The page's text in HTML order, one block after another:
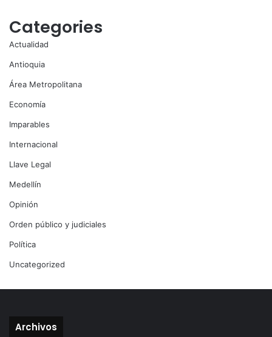
Categories
Actualidad
Antioquia
Área Metropolitana
Economía
Imparables
Internacional
Llave Legal
Medellín
Opinión
Orden público y judiciales
Política
Uncategorized
Archivos